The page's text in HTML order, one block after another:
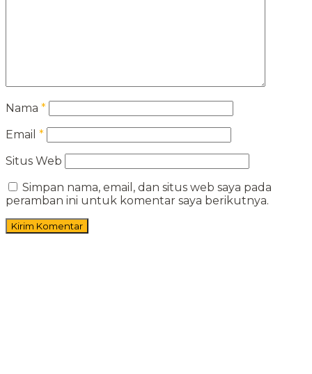
Nama *
Email *
Situs Web
Simpan nama, email, dan situs web saya pada
peramban ini untuk komentar saya berikutnya.